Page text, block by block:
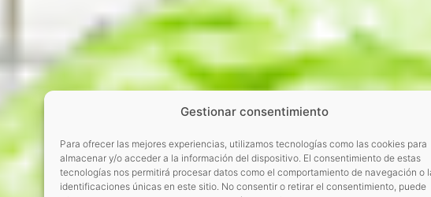
Gestionar consentimiento
Para ofrecer las mejores experiencias, utilizamos tecnologías como las cookies para
almacenar y/o acceder a la información del dispositivo. El consentimiento de estas
tecnologías nos permitirá procesar datos como el comportamiento de navegación o
identificaciones únicas en este sitio. No consentir o retirar el consentimiento, puede